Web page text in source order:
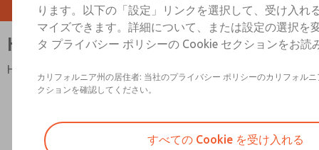
HBH
HBHシリーズ
ります。以下の「設定」リンクを選択して、受け入れ
マイズできます。詳細について、または設定の選択を
タ プライバシー ポリシーの Cookie セクションをお読
カリフォルニア州の居住者: 当社のプライバシー ポリシーのカリフォル
クションを確認してください。
すべての Cookie を受け入れる